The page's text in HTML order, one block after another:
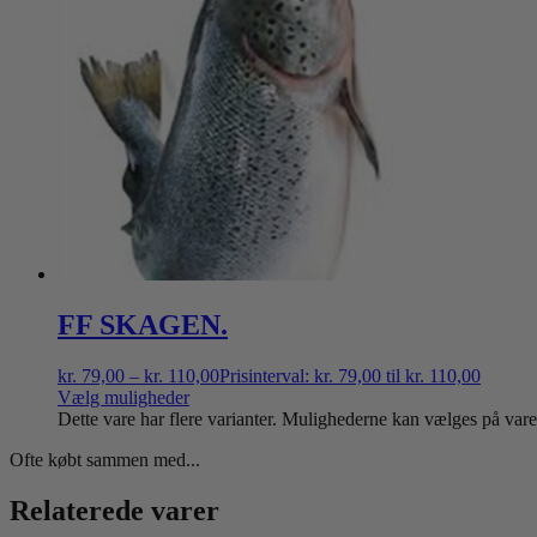
FF SKAGEN.
kr. 79,00 – kr. 110,00Prisinterval: kr. 79,00 til kr. 110,00
Vælg muligheder
Dette vare har flere varianter. Mulighederne kan vælges på
Ofte købt sammen med...
Relaterede varer